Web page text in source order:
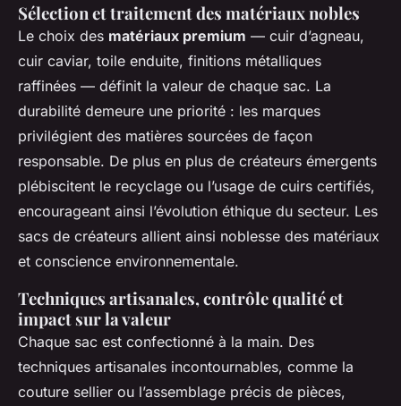
Sélection et traitement des matériaux nobles
Le choix des matériaux premium — cuir d’agneau,
cuir caviar, toile enduite, finitions métalliques
raffinées — définit la valeur de chaque sac. La
durabilité demeure une priorité : les marques
privilégient des matières sourcées de façon
responsable. De plus en plus de créateurs émergents
plébiscitent le recyclage ou l’usage de cuirs certifiés,
encourageant ainsi l’évolution éthique du secteur. Les
sacs de créateurs allient ainsi noblesse des matériaux
et conscience environnementale.
Techniques artisanales, contrôle qualité et
impact sur la valeur
Chaque sac est confectionné à la main. Des
techniques artisanales incontournables, comme la
couture sellier ou l’assemblage précis de pièces,